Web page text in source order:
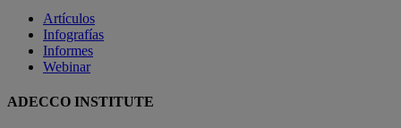
Artículos
Infografías
Informes
Webinar
ADECCO INSTITUTE